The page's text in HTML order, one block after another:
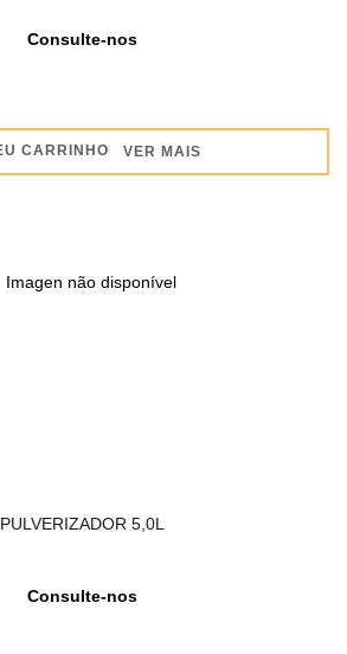
Consulte-nos
VER MAIS
PULVERIZADOR 5,0L
Consulte-nos